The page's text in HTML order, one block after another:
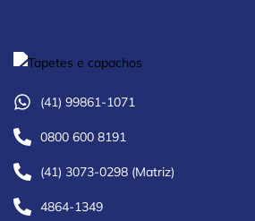
(41) 99861-1071
0800 600 8191
(41) 3073-0298 (Matriz)
4864-1349